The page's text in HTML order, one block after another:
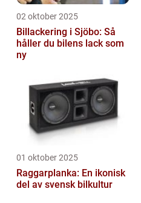
02 oktober 2025
Billackering i Sjöbo: Så
håller du bilens lack som
ny
01 oktober 2025
Raggarplanka: En ikonisk
del av svensk bilkultur